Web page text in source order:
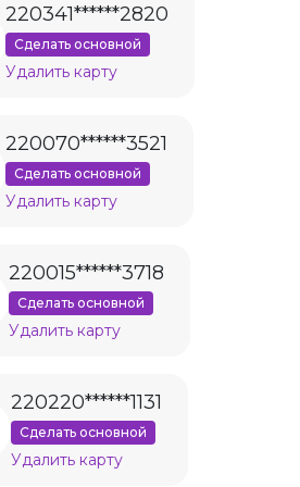
220341******2820
Сделать основной
Удалить карту
220070******3521
Сделать основной
Удалить карту
220015******3718
Сделать основной
Удалить карту
220220******1131
Сделать основной
Удалить карту